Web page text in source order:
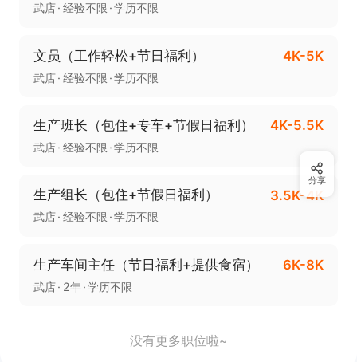
武店 经验不限 学历不限
文员（工作轻松+节日福利） 4K-5K
武店 经验不限 学历不限
生产班长（包住+专车+节假日福利） 4K-5.5K
武店 经验不限 学历不限
生产组长（包住+节假日福利） 3.5K-4K
武店 经验不限 学历不限
生产车间主任（节日福利+提供食宿） 6K-8K
武店 2年 学历不限
没有更多职位啦~
分享